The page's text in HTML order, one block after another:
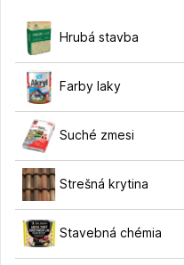
Hrubá stavba
Farby laky
Suché zmesi
Strešná krytina
Stavebná chémia